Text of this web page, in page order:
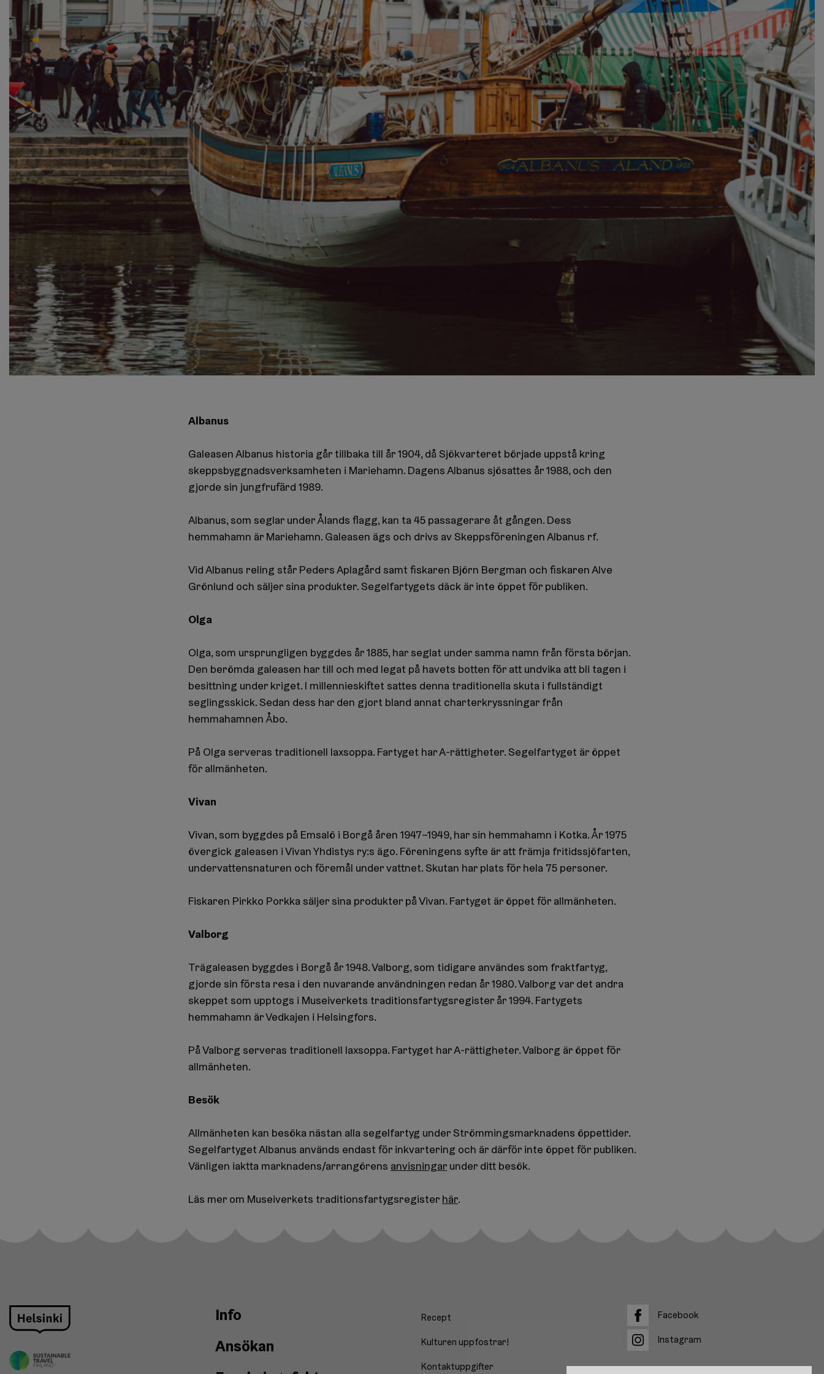
Albanus
Galeasen Albanus historia går tillbaka till år 1904, då Sjökvarteret började uppstå kring
skeppsbyggnadsverksamheten i Mariehamn. Dagens Albanus sjösattes år 1988, och den
gjorde sin jungfrufärd 1989.
Albanus, som seglar under Ålands flagg, kan ta 45 passagerare åt gången. Dess
hemmahamn är Mariehamn. Galeasen ägs och drivs av Skeppsföreningen Albanus rf.
Vid Albanus reling står Peders Aplagård samt fiskaren Björn Bergman och fiskaren Alve
Grönlund och säljer sina produkter. Segelfartygets däck är inte öppet för publiken.
Olga
Olga, som ursprungligen byggdes år 1885, har seglat under samma namn från första början.
Den berömda galeasen har till och med legat på havets botten för att undvika att bli tagen i
besittning under kriget. I millennieskiftet sattes denna traditionella skuta i fullständigt
seglingsskick. Sedan dess har den gjort bland annat charterkryssningar från
hemmahamnen Åbo.
På Olga serveras traditionell laxsoppa. Fartyget har A-rättigheter. Segelfartyget är öppet
för allmänheten.
Vivan
Vivan, som byggdes på Emsalö i Borgå åren 1947–1949, har sin hemmahamn i Kotka. År 1975
övergick galeasen i Vivan Yhdistys ry:s ägo. Föreningens syfte är att främja fritidssjöfarten,
undervattensnaturen och föremål under vattnet. Skutan har plats för hela 75 personer.
Fiskaren Pirkko Porkka säljer sina produkter på Vivan. Fartyget är öppet för allmänheten.
Valborg
Trägaleasen byggdes i Borgå år 1948. Valborg, som tidigare användes som fraktfartyg,
gjorde sin första resa i den nuvarande användningen redan år 1980. Valborg var det andra
skeppet som upptogs i Museiverkets traditionsfartygsregister år 1994. Fartygets
hemmahamn är Vedkajen i Helsingfors.
På Valborg serveras traditionell laxsoppa. Fartyget har A-rättigheter. Valborg är öppet för
allmänheten.
Besök
Allmänheten kan besöka nästan alla segelfartyg under Strömmingsmarknadens öppettider.
Segelfartyget Albanus används endast för inkvartering och är därför inte öppet för publiken.
Vänligen iaktta marknadens/arrangörens anvisningar under ditt besök.
Läs mer om Museiverkets traditionsfartygsregister här.
Info
Ansökan
Recept
Kulturen uppfostrar!
Kontaktuppgifter
Facebook
Facebook
Instagram
Instagram